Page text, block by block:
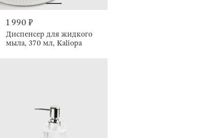
1 990 ₽
Диспенсер для жидкого
мыла, 370 мл, Kaliopa